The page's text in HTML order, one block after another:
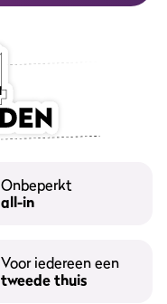
Onbeperkt
all-in
Voor iedereen een
tweede thuis